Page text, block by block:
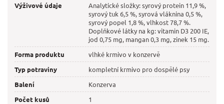
Výživové údaje
Analytické složky: syrový protein 11,9 %,
syrový tuk 6,5 %, syrová vláknina 0,5 %,
syrový popel 1,8 %, vlhkost 78,7 %.
Doplňkové látky na kg: vitamin D3 200 IE,
jod 0,75 mg, mangan 0,3 mg, zinek 15 mg.
Forma produktu
vlhké krmivo v konzervě
Typ potraviny
kompletní krmivo pro dospělé psy
Balení
Konzerva
Počet kusů
1